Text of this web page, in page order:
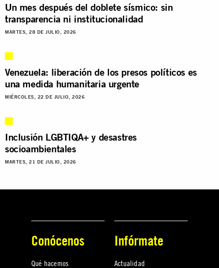
Un mes después del doblete sísmico: sin
transparencia ni institucionalidad
MARTES, 28 DE JULIO, 2026
Venezuela: liberación de los presos políticos es
una medida humanitaria urgente
MIÉRCOLES, 22 DE JULIO, 2026
Inclusión LGBTIQA+ y desastres
socioambientales
MARTES, 21 DE JULIO, 2026
Conócenos
Qué hacemos
Infórmate
Actualidad